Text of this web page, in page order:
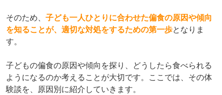
そのため、 子ども一人ひとりに合わせた偏食の原因や傾向
を知ることが、適切な対処をするための第一歩となりま
す。
子どもの偏食の原因や傾向を探り、どうしたら食べられる
ようになるのか考えることが大切です。ここでは、その体
験談を、原因別に紹介していきます。